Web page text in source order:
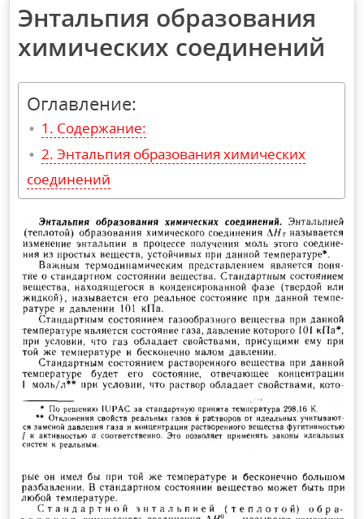
Энтальпия образования
химических соединений
Оглавление:
Содержание:
Энтальпия образования химических
соединений